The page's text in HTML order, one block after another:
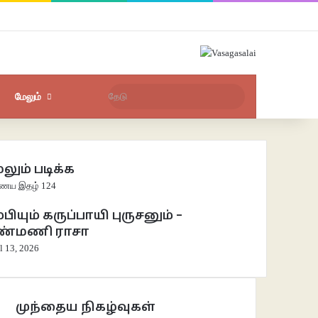
மேலும்
படிக்க
இதழ் 124
கருப்பாயி புருசனும் –
ராசா
13, 2026
முந்தைய நிகழ்வுகள்